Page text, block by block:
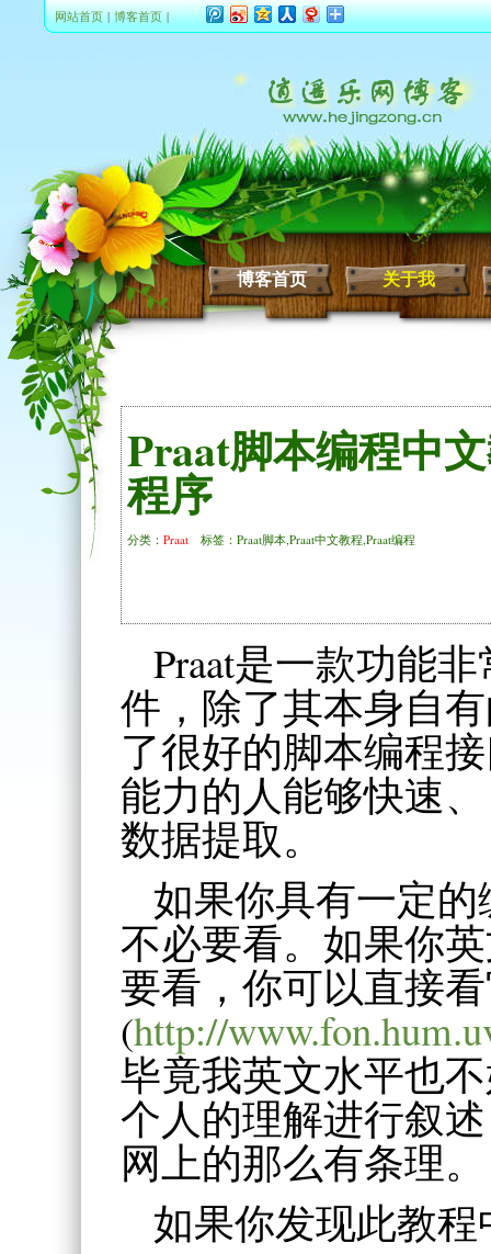
网站首页|博客首页|
博客首页 关于我
Praat脚本编程中
程序
分类： Praat 标签：Praat脚本,Praat中文教程,Praat编程
Praat是一款功能
件，除了其本身自
了很好的脚本编程
能力的人能够快速
数据提取。
如果你具有一定
不必要看。如果你
要看，你可以直接
(http://
毕竟我英文水平也
个人的理解进行叙
网上的那么有条理。
如果你发现此教